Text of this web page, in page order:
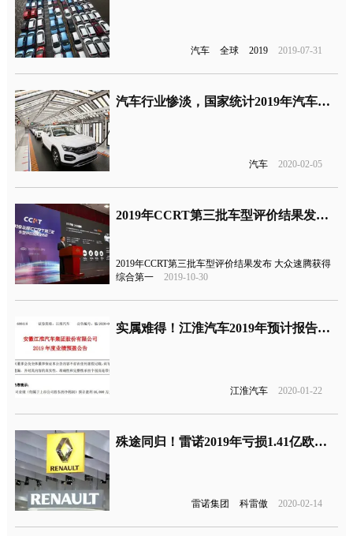
汽车 全球 2019 2019-07-31
汽车行业惨淡，国家统计2019年汽车制造业同比减少15.9%
汽车 2020-02-05
2019年CCRT第三批车型评价结果发布 大众速腾获得综合第一
2019年CCRT第三批车型评价结果发布 大众速腾获得
综合第一
2019-10-30
实属难得！江淮汽车2019年预计报告将实现扭亏为盈
江淮汽车 2020-01-22
殊途同归！雷诺2019年亏损1.41亿欧元，10年来首次年度亏损
雷诺集团 科雷傲 2020-02-14